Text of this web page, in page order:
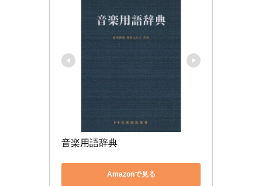
音楽用語辞典
Amazonで見る